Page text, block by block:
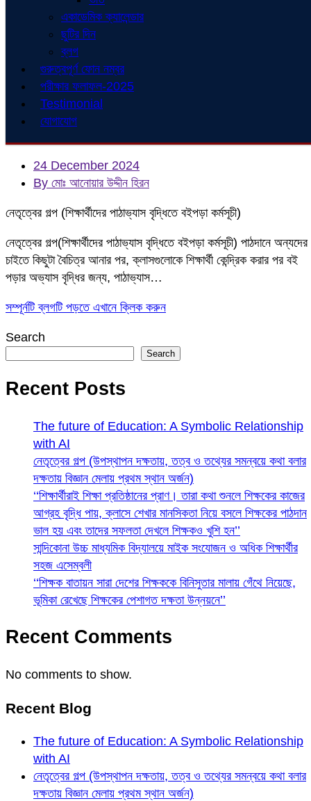
একাডেমিক ক্যালেন্ডার
ছুটির দিন
ব্লগ
গুরুত্বপূর্ণ ফোন নম্বর
পরীক্ষার ফলাফল-2025
Testimonial
যোগাযোগ
24 December 2024
By মোঃ আনোয়ার উদ্দীন হিরন
নেতৃত্বের গল্প (শিক্ষার্থীদের পাঠাভ্যাস বৃদ্ধিতে বইপড়া কর্মসূচী)
নেতৃত্বের গল্প(শিক্ষার্থীদের পাঠাভ্যাস বৃদ্ধিতে বইপড়া কর্মসূচী) পাঠদানে অন্যদের
চাইতে কিছুটা বৈচিত্র আনার পর, ক্লাসগুলোকে শিক্ষার্থী কেন্দ্রিক করার পর বই
পড়ার অভ্যাস বৃদ্ধির জন্য, পাঠাভ্যাস…
সম্পূর্নটি ব্লগটি পড়তে এখানে ক্লিক করুন
Search
Search
Recent Posts
The future of Education: A Symbolic Relationship
with AI
নেতৃত্বের গল্প (উপস্থাপন দক্ষতায়, তত্ব ও তথ্যের সমন্বয়ে কথা বলার
দক্ষতায় বিজ্ঞান মেলায় প্রথম স্থান অর্জন)
‘‘শিক্ষার্থীরাই শিক্ষা প্রতিষ্ঠানের প্রাণ। তারা কথা শুনলে শিক্ষকের কাজের
আগ্রহ বৃদ্ধি পায়, ক্লাসে শেখার মানসিকতা নিয়ে বসলে শিক্ষকের পাঠদান
ভাল হয় এবং তাদের সফলতা দেখলে শিক্ষকও খুশি হন’’
সান্দিকোনা উচ্চ মাধ্যমিক বিদ্যালয়ে মাইক সংযোজন ও অধিক শিক্ষার্থীর
সহজ এসেম্বলী
‘‘শিক্ষক বাতায়ন সারা দেশের শিক্ষককে বিনিসুতার মালায় গেঁথে নিয়েছে,
ভূমিকা রেখেছে শিক্ষকের পেশাগত দক্ষতা উন্নয়নে’’
Recent Comments
No comments to show.
Recent Blog
The future of Education: A Symbolic Relationship
with AI
নেতৃত্বের গল্প (উপস্থাপন দক্ষতায়, তত্ব ও তথ্যের সমন্বয়ে কথা বলার
দক্ষতায় বিজ্ঞান মেলায় প্রথম স্থান অর্জন)